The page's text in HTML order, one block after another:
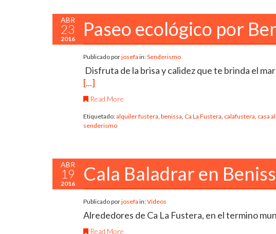
ABR
23
2016 Paseo ecológico por
Publicado porjosefa in:Senderismo
Disfruta de la brisa y calidez que te brinda el
[...]
Read More
Etiquetado:alquiler fustera, benissa, Ca La Fustera, calafustera, casa
senderismo
ABR
19
2016 Cala Baladrar en
Publicado porjosefa in:Vídeos
Alrededores de Ca La Fustera, en el termino
Read More